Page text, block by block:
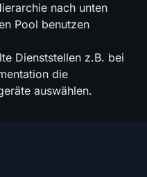
nach unten
Pool benutzen
Dienststellen z.B. bei
die
auswählen.